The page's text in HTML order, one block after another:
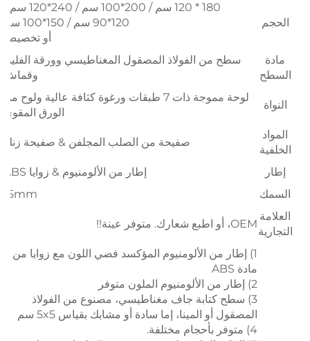
الحجم
180 * 120 سم / 200*100 سم / 240*120 سم /
120*90 سم / 150*100 سم
أو تخصيص
مادة
السطح
سطح من الفولاذ المصقول المغناطيسي وورقة الفلين
وقماش
النواة
لوحة مموجة ذات 7 طبقات ورغوة كثافة عالية ولوح من
الورق المقوى
المواد
الخلفية
صفيحة من الصلب المجلفن & صفيحة زنك
إطار
إطار من الألومنيوم & زوايا ABS
السمك
15mm
العلامة
التجارية
OEM، أو اطبع شعارك. متوفر عينة!!
1) إطار من الألومنيوم المؤكسد فضي اللون مع زوايا من
مادة ABS
2) إطار من الألومنيوم الملون متوفر
3) سطح كتابة جاف مغناطيسي، مصنوع من الفولاذ
المصقول أو المينا، إما سادة أو مشابك بقياس 5x5 سم
4) متوفر بأحجام مختلفة.